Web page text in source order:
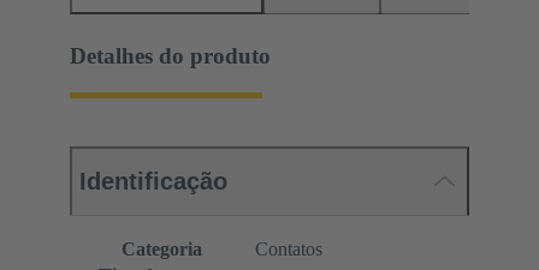
Detalhes do produto
Identificação
Categoria
Contatos